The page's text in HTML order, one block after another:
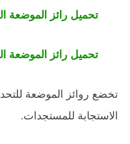
تحميل رائز الموضعة
تحميل رائز الموضعة
تخضع روائز الموضعة
الاستجابة للمستجدات.